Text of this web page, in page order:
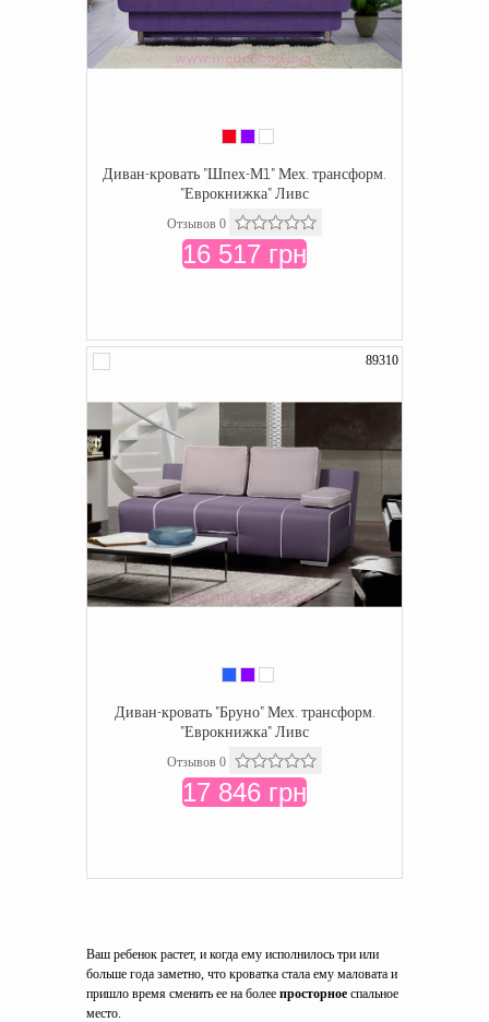
Диван-кровать "Шпех-М1" Мех. трансформ.
"Еврокнижка" Ливс
Отзывов 0
16 517 грн
89310
Диван-кровать "Бруно" Мех. трансформ.
"Еврокнижка" Ливс
Отзывов 0
17 846 грн
Ваш ребенок растет, и когда ему исполнилось три или
больше года заметно, что кроватка стала ему маловата и
пришло время сменить ее на более просторное спальное
место.